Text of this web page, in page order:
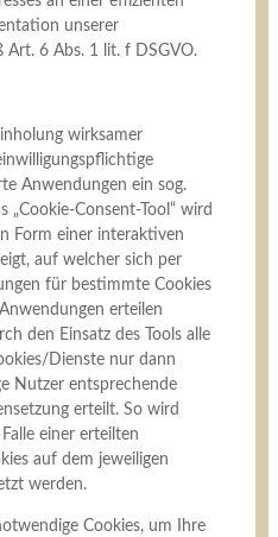
unserer
Art. 6 Abs. 1 lit. f DSGVO.
wirksamer
Anwendungen ein sog.
„Cookie-Consent-Tool“ wird
Form einer interaktiven
auf welcher sich per
für bestimmte Cookies
erteilen
den Einsatz des Tools alle
Dienste nur dann
Nutzer entsprechende
erteilt. So wird
einer erteilten
auf dem jeweiligen
werden.
Cookies, um Ihre